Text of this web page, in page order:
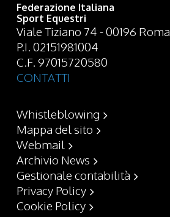
Federazione Italiana
Sport Equestri
Viale Tiziano 74 - 00196 Roma
P.I. 02151981004
C.F. 97015720580
CONTATTI
Whistleblowing
Mappa del sito
Webmail
Archivio News
Gestionale contabilità
Privacy Policy
Cookie Policy